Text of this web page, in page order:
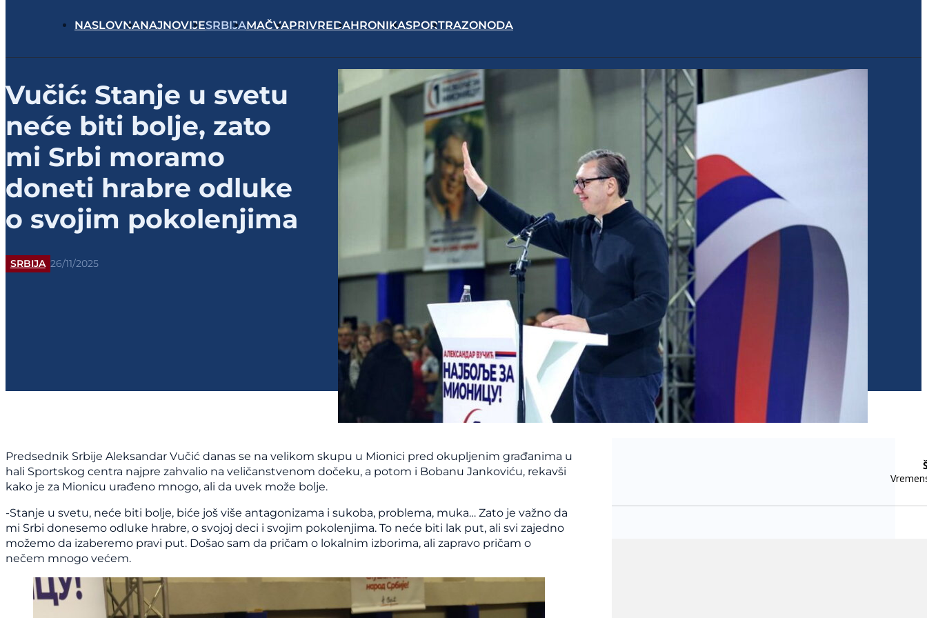
NASLOVNANAJNOVIJESRBIJAMAČVAPRIVREDAHRONIKASPORTRAZONODA
Vučić: Stanje u svetu
neće biti bolje, zato
mi Srbi moramo
doneti hrabre odluke
o svojim pokolenjima
SRBIJA 26/11/2025
Predsednik Srbije Aleksandar Vučić danas se na velikom skupu u Mionici pred okupljenim građanima u
hali Sportskog centra najpre zahvalio na veličanstvenom dočeku, a potom i Bobanu Jankoviću, rekavši
kako je za Mionicu urađeno mnogo, ali da uvek može bolje.
-Stanje u svetu, neće biti bolje, biće još više antagonizama i sukoba, problema, muka… Zato je važno da
mi Srbi donesemo odluke hrabre, o svojoj deci i svojim pokolenjima. To neće biti lak put, ali svi zajedno
možemo da izaberemo pravi put. Došao sam da pričam o lokalnim izborima, ali zapravo pričam o
nečem mnogo većem.